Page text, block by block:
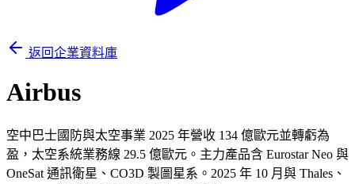
返回企業資料庫
Airbus
空中巴士國防與太空事業 2025 年營收 134 億歐元並轉虧為
盈，太空系統業務線 29.5 億歐元。主力產品含 Eurostar Neo 與
OneSat 通訊衛星、CO3D 製圖星系。2025 年 10 月與 Thales、